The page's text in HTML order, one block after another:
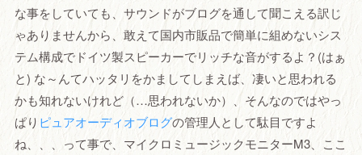
な事をしていても、サウンドがブログを通して聞こえる訳じ
ゃありませんから、敢えて国内市販品で簡単に組めないシス
テム構成でドイツ製スピーカーでリッチな音がするよ？(はぁ
と) な～んてハッタリをかましてしまえば、凄いと思われる
かも知れないけれど（…思われないか）、そんなのではやっ
ぱり ピュアオーディオブログの管理人として駄目ですよ
ね、、、って事で、マイクロミュージックモニターM3、ここ